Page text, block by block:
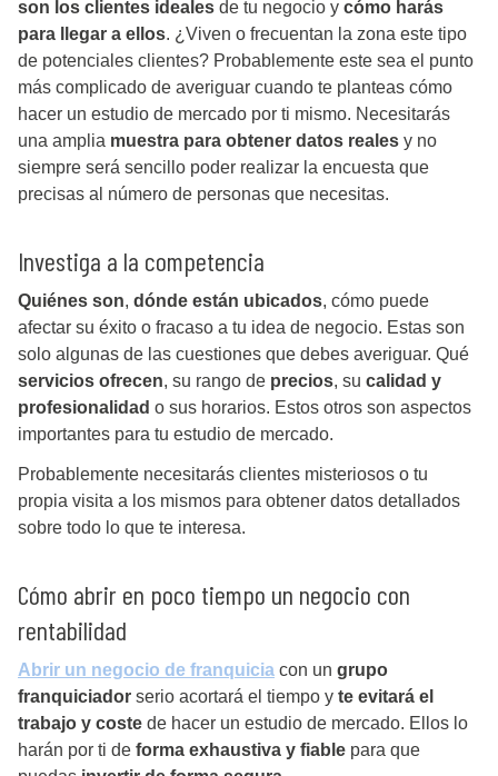
son los clientes ideales de tu negocio y cómo harás
para llegar a ellos. ¿Viven o frecuentan la zona este tipo
de potenciales clientes? Probablemente este sea el punto
más complicado de averiguar cuando te planteas cómo
hacer un estudio de mercado por ti mismo. Necesitarás
una amplia muestra para obtener datos reales y no
siempre será sencillo poder realizar la encuesta que
precisas al número de personas que necesitas.
Investiga a la competencia
Quiénes son, dónde están ubicados, cómo puede
afectar su éxito o fracaso a tu idea de negocio. Estas son
solo algunas de las cuestiones que debes averiguar. Qué
servicios ofrecen, su rango de precios, su calidad y
profesionalidad o sus horarios. Estos otros son aspectos
importantes para tu estudio de mercado.
Probablemente necesitarás clientes misteriosos o tu
propia visita a los mismos para obtener datos detallados
sobre todo lo que te interesa.
Cómo abrir en poco tiempo un negocio con
rentabilidad
Abrir un negocio de franquicia con un grupo
franquiciador serio acortará el tiempo y te evitará el
trabajo y coste de hacer un estudio de mercado. Ellos lo
harán por ti de forma exhaustiva y fiable para que